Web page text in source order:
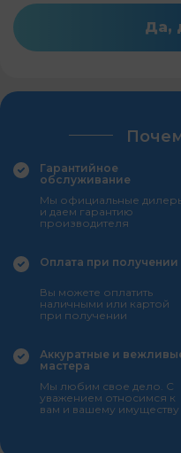
Да,
Гарантийное
обслуживание
Мы официальные
и даем гарантию
производителя
Оплата при получении
Вы можете оплатить
наличными или картой
при получении
Аккуратные и
мастера
Мы любим свое дело. С
уважением относимся к
вам и вашему имуществу